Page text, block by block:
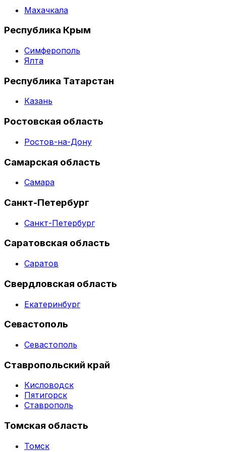
Махачкала
Республика Крым
Симферополь
Ялта
Республика Татарстан
Казань
Ростовская область
Ростов-на-Дону
Самарская область
Самара
Санкт-Петербург
Санкт-Петербург
Саратовская область
Саратов
Свердловская область
Екатеринбург
Севастополь
Севастополь
Ставропольский край
Кисловодск
Пятигорск
Ставрополь
Томская область
Томск